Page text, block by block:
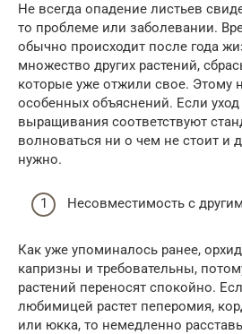
Не всегда опадение листьев
то проблеме или заболевании.
обычно происходит после года
множество других растений,
которые уже отжили свое. Этому
особенных объяснений. Если
выращивания соответствуют
волноваться ни о чем не стоит и
нужно.
Несовместимость с
Как уже упоминалось ранее,
капризны и требовательны,
растений переносят спокойно.
любимицей растет пеперомия,
или юкка, то немедленно